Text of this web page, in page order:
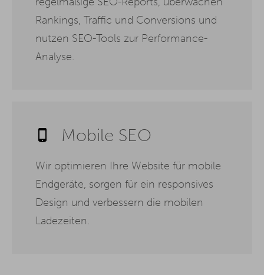
Rankings, Traffic und Conversions und
nutzen SEO-Tools zur Performance-
Analyse.
Mobile SEO
Wir optimieren Ihre Website für mobile
Endgeräte, sorgen für ein responsives
Design und verbessern die mobilen
Ladezeiten.